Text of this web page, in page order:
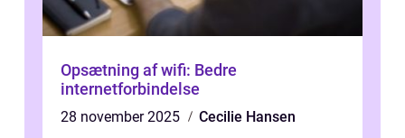
Opsætning af wifi: Bedre
internetforbindelse
28 november 2025
Cecilie Hansen